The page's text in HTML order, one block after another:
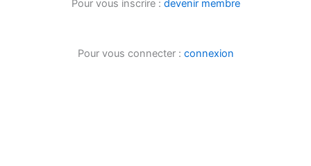
Pour vous inscrire : devenir membre
Pour vous connecter : connexion